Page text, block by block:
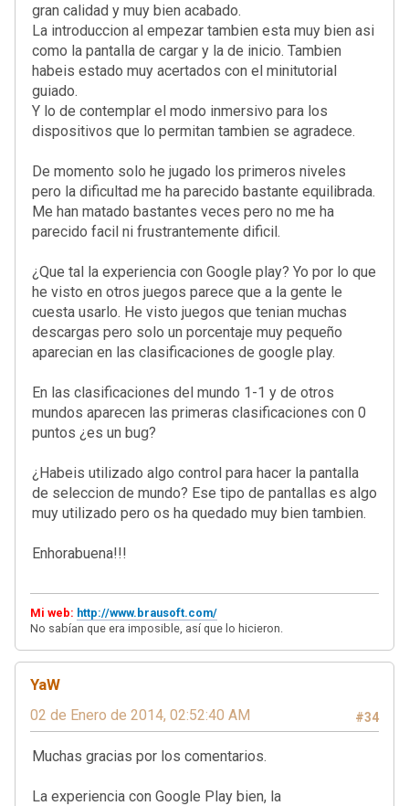
gran calidad y muy bien acabado.
La introduccion al empezar tambien esta muy bien asi
como la pantalla de cargar y la de inicio. Tambien
habeis estado muy acertados con el minitutorial
guiado.
Y lo de contemplar el modo inmersivo para los
dispositivos que lo permitan tambien se agradece.
De momento solo he jugado los primeros niveles
pero la dificultad me ha parecido bastante equilibrada.
Me han matado bastantes veces pero no me ha
parecido facil ni frustrantemente dificil.
¿Que tal la experiencia con Google play? Yo por lo que
he visto en otros juegos parece que a la gente le
cuesta usarlo. He visto juegos que tenian muchas
descargas pero solo un porcentaje muy pequeño
aparecian en las clasificaciones de google play.
En las clasificaciones del mundo 1-1 y de otros
mundos aparecen las primeras clasificaciones con 0
puntos ¿es un bug?
¿Habeis utilizado algo control para hacer la pantalla
de seleccion de mundo? Ese tipo de pantallas es algo
muy utilizado pero os ha quedado muy bien tambien.
Enhorabuena!!!
Mi web: http://www.brausoft.com/
No sabían que era imposible, así que lo hicieron.
YaW
#34
02 de Enero de 2014, 02:52:40 AM
Muchas gracias por los comentarios.
La experiencia con Google Play bien, la